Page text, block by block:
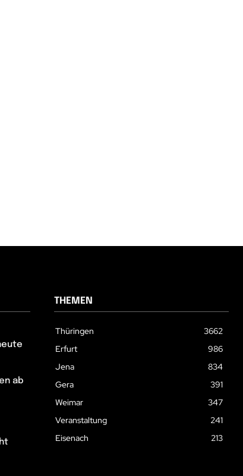
ab
THEMEN
Thüringen
3662
Erfurt
986
Jena
834
Gera
391
Weimar
347
Veranstaltung
241
Eisenach
213